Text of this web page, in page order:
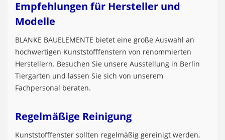
Empfehlungen für Hersteller und
Modelle
BLANKE BAUELEMENTE bietet eine große Auswahl an
hochwertigen Kunststofffenstern von renommierten
Herstellern. Besuchen Sie unsere Ausstellung in Berlin
Tiergarten und lassen Sie sich von unserem
Fachpersonal beraten.
Regelmäßige Reinigung
Kunststofffenster sollten regelmäßig gereinigt werden,